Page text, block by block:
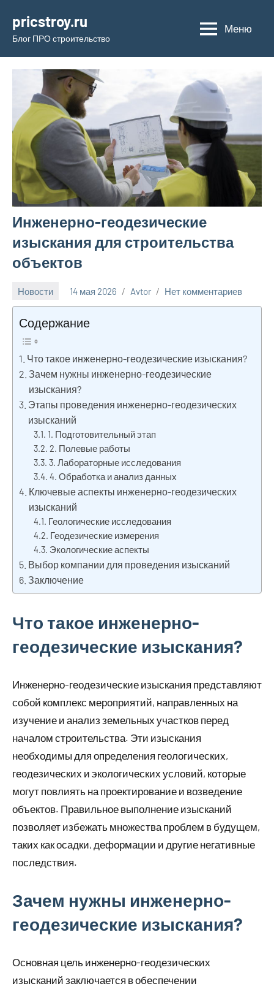
содержимому
pricstroy.ru
Блог ПРО строительство
Меню
Инженерно-геодезические
изыскания для строительства
объектов
Новости 14 мая 2026 Avtor Нет комментариев
Содержание
Что такое инженерно-геодезические изыскания?
Зачем нужны инженерно-геодезические
изыскания?
Этапы проведения инженерно-геодезических
изысканий
1. Подготовительный этап
2. Полевые работы
3. Лабораторные исследования
4. Обработка и анализ данных
Ключевые аспекты инженерно-геодезических
изысканий
Геологические исследования
Геодезические измерения
Экологические аспекты
Выбор компании для проведения изысканий
Заключение
Что такое инженерно-
геодезические изыскания?
Инженерно-геодезические изыскания представляют
собой комплекс мероприятий, направленных на
изучение и анализ земельных участков перед
началом строительства. Эти изыскания
необходимы для определения геологических,
геодезических и экологических условий, которые
могут повлиять на проектирование и возведение
объектов. Правильное выполнение изысканий
позволяет избежать множества проблем в будущем,
таких как осадки, деформации и другие негативные
последствия.
Зачем нужны инженерно-
геодезические изыскания?
Основная цель инженерно-геодезических
изысканий заключается в обеспечении